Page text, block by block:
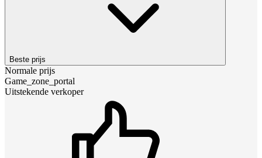
Beste prijs
Normale prijs
Game_zone_portal
Uitstekende verkoper